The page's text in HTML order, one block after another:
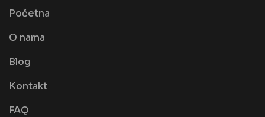
Početna
O nama
Blog
Kontakt
FAQ